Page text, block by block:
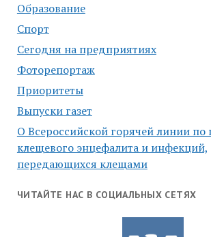
Образование
Спорт
Сегодня на предприятиях
Фоторепортаж
Приоритеты
Выпуски газет
О Всероссийской горячей линии по
клещевого энцефалита и инфекций,
передающихся клещами
ЧИТАЙТЕ НАС В СОЦИАЛЬНЫХ СЕТЯХ